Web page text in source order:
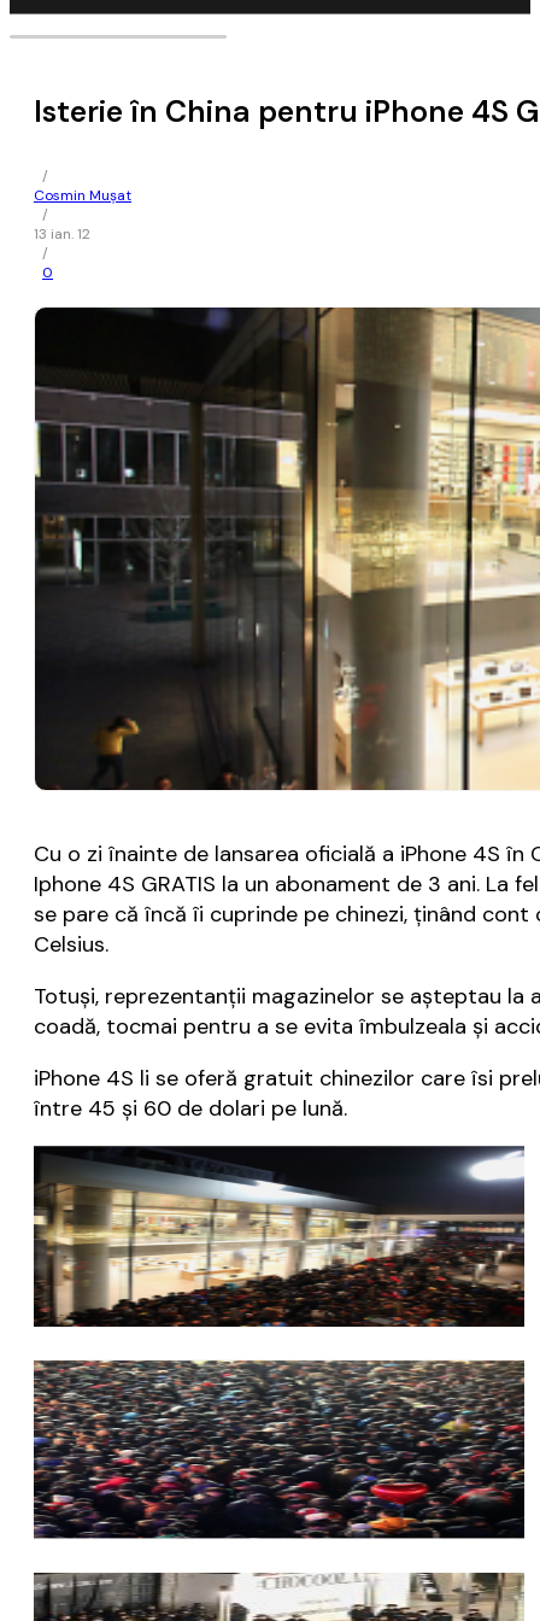
Isterie în China pentru iPhone 4S
/
Cosmin Mușat
/
13 ian. 12
/
0
Cu o zi înainte de lansarea oficială a iPhone 4S
Iphone 4S GRATIS la un abonament de 3 ani. La
se pare că încă îi cuprinde pe chinezi, ţinând
Celsius.
Totuşi, reprezentanţii magazinelor se aşteptau
coadă, tocmai pentru a se evita îmbulzeala şi
iPhone 4S li se oferă gratuit chinezilor care îsi
între 45 şi 60 de dolari pe lună.